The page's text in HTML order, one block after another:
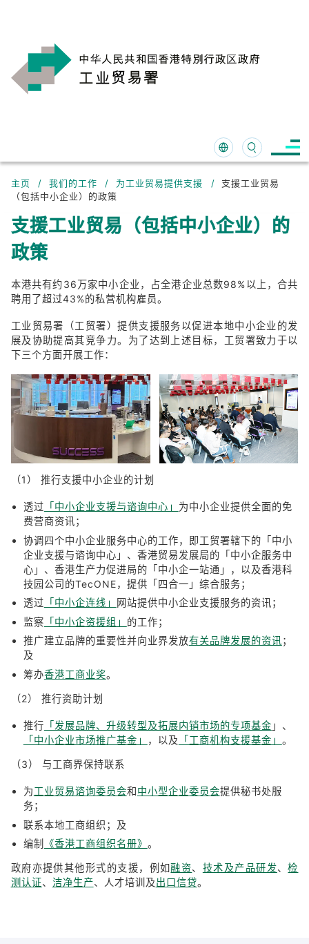
主页 / 我们的工作 / 为工业贸易提供支援 /
支援工业贸易
（包括中小企业）的政策
支援工业贸易（包括中小企业）的
政策
本港共有约36万家中小企业，占全港企业总数98%以上，合共
聘用了超过43%的私营机构雇员。
工业贸易署（工贸署）提供支援服务以促进本地中小企业的发
展及协助提高其竞争力。为了达到上述目标，工贸署致力于以
下三个方面开展工作：
（1） 推行支援中小企业的计划
透过 「中小企业支援与谘询中心」 为中小企业提供全面的免
费营商资讯；
协调四个中小企业服务中心的工作，即工贸署辖下的「中小
企业支援与谘询中心」、香港贸易发展局的「中小企服务中
心」、香港生产力促进局的「中小企一站通」，以及香港科
技园公司的TecONE，提供「四合一」综合服务；
透过 「中小企连线」
网站提供中小企业支援服务的资讯；
监察 「中小企资援组」 的工作；
推广建立品牌的重要性并向业界发放有关品牌发展的资讯；
及
筹办香港工商业奖。
（2） 推行资助计划
推行 「发展品牌、升级转型及拓展内销市场的专项基金 」、
「中小企业市场推广基金」
，以及 「工商机构支援基金」 。
（3） 与工商界保持联系
为工业贸易谘询委员会和中小型企业委员会提供秘书处服
务；
联系本地工商组织；及
编制
《香港工商组织名册》 。
政府亦提供其他形式的支援，例如融资、 技术及产品研发、检
测认证、 洁净生产、人才培训及出口信贷。